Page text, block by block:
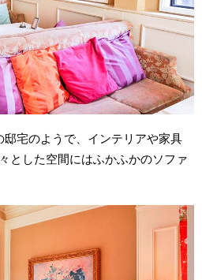
邸宅のようで、インテリアや家具
とした空間にはふかふかのソファ